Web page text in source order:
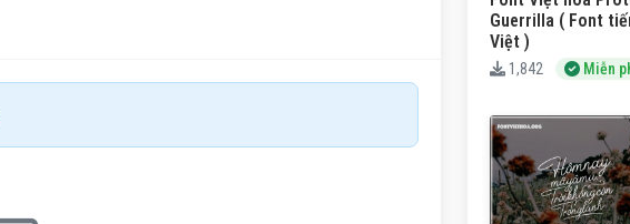
Guerrilla ( Font
Việt )
1,842 Miễn